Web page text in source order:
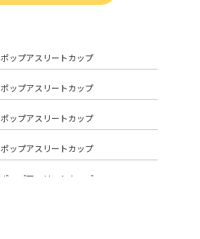
ポップアスリートカップ
ポップアスリートカップ
ポップアスリートカップ
ポップアスリートカップ
ポップアスリートカップ